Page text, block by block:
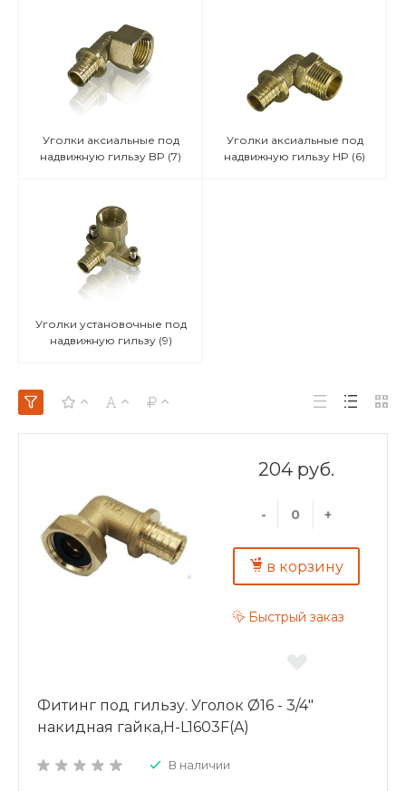
Уголки аксиальные под
надвижную гильзу BP (7)
Уголки аксиальные под
надвижную гильзу HP (6)
Уголки установочные под
надвижную гильзу (9)
204 руб.
- +
в корзину
Быстрый заказ
Фитинг под гильзу. Уголок Ø16 - 3/4"
накидная гайка,H-L1603F(A)
В наличии